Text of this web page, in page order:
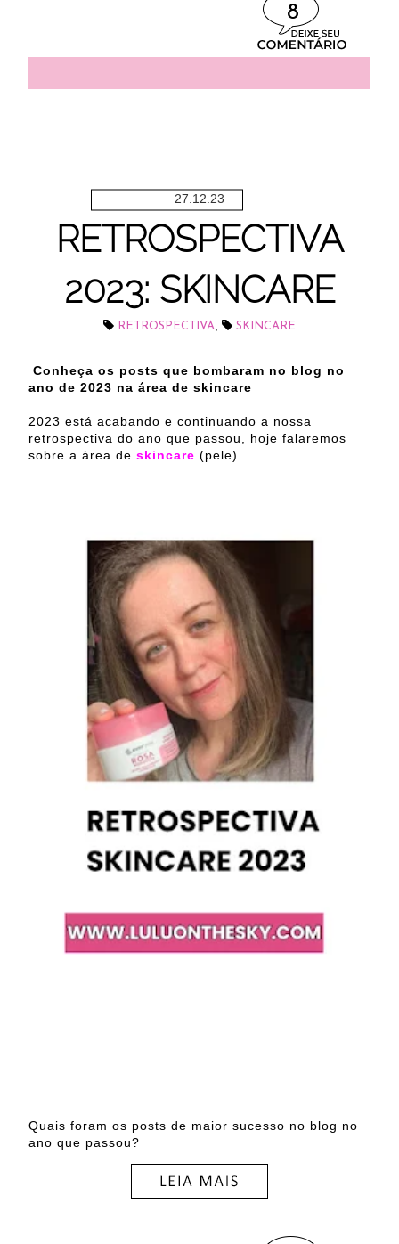
8
27.12.23
RETROSPECTIVA
2023: SKINCARE
RETROSPECTIVA SKINCARE
Conheça os posts que bombaram no blog no
ano de 2023 na área de skincare
2023 está acabando e continuando a nossa
retrospectiva do ano que passou, hoje falaremos
sobre a área de skincare (pele).
Quais foram os posts de maior sucesso no blog no
ano que passou?